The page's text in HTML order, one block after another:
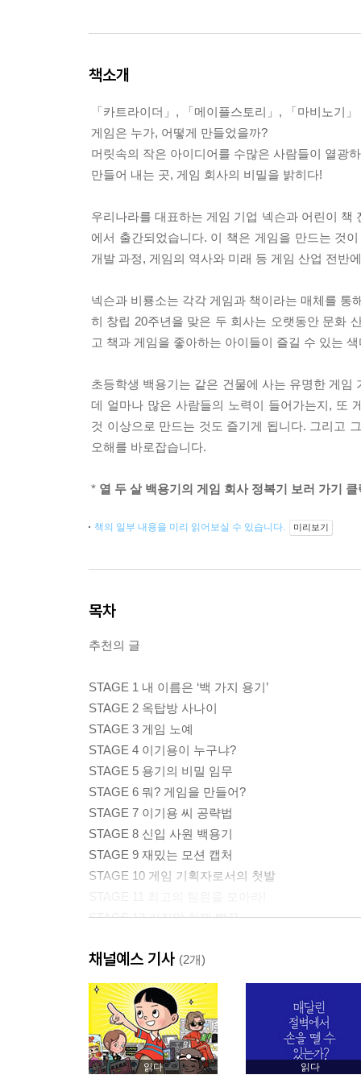
책소개
「카트라이더」, 「메이플스토리」, 「마비노기」
게임은 누가, 어떻게 만들었을까?
머릿속의 작은 아이디어를 수많은 사람들이 열광
만들어 내는 곳, 게임 회사의 비밀을 밝히다!
우리나라를 대표하는 게임 기업 넥슨과 어린이
에서 출간되었습니다. 이 책은 게임을 만드는 것
개발 과정, 게임의 역사와 미래 등 게임 산업 전반
넥슨과 비룡소는 각각 게임과 책이라는 매체를 통
히 창립 20주년을 맞은 두 회사는 오랫동안 문화
고 책과 게임을 좋아하는 아이들이 즐길 수 있는
초등학생 백용기는 같은 건물에 사는 유명한 게
데 얼마나 많은 사람들의 노력이 들어가는지, 또
것 이상으로 만드는 것도 즐기게 됩니다. 그리고
오해를 바로잡습니다.
* 열 두 살 백용기의 게임 회사 정복기 보러 가기 클
책의 일부 내용을 미리 읽어보실 수 있습니다. 미리보기
목차
추천의 글
STAGE 1 내 이름은 ‘백 가지 용기’
STAGE 2 옥탑방 사나이
STAGE 3 게임 노예
STAGE 4 이기용이 누구냐?
STAGE 5 용기의 비밀 임무
STAGE 6 뭐? 게임을 만들어?
STAGE 7 이기용 씨 공략법
STAGE 8 신입 사원 백용기
STAGE 9 재밌는 모션 캡처
STAGE 10 게임 기획자로서의 첫발
STAGE 12 거짓말 천재 빡꾸
STAGE 14 게임 기획자는 신이야!
STAGE 15 사람들의 천국을 만나다
STAGE 16 황금손의 비밀
STAGE 17 심장이 뛰는 한 괜찮아
STAGE 18 사이보그 왕만두
STAGE 19 슬럼프에 빠진 용기
채널예스 기사 (2개)
읽다 읽다